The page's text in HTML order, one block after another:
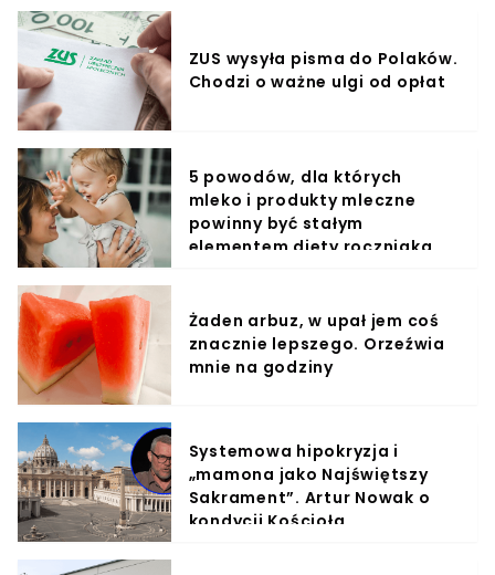
ZUS wysyła pisma do Polaków.
Chodzi o ważne ulgi od opłat
5 powodów, dla których
mleko i produkty mleczne
powinny być stałym
elementem diety roczniaka
Żaden arbuz, w upał jem coś
znacznie lepszego. Orzeźwia
mnie na godziny
Systemowa hipokryzja i
„mamona jako Najświętszy
Sakrament”. Artur Nowak o
kondycji Kościoła